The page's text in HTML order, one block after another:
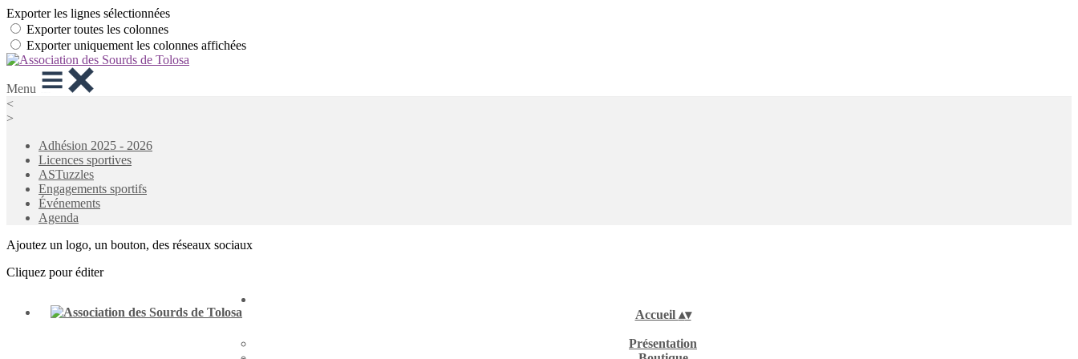
Exporter les lignes sélectionnées
Exporter toutes les colonnes
Exporter uniquement les colonnes affichées
Menu
<
>
Adhésion 2025 - 2026
Licences sportives
ASTuzzles
Engagements sportifs
Événements
Agenda
Ajoutez un logo, un bouton, des réseaux sociaux
Cliquez pour éditer
Accueil ▴▾
Présentation